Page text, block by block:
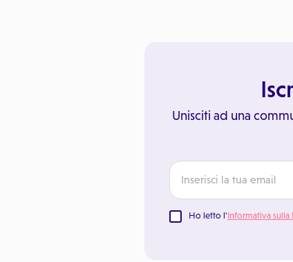
Unisciti ad una
Ho letto l'Informativa sulla